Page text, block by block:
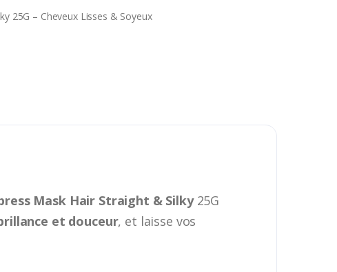
25G – Cheveux Lisses & Soyeux
Mask Hair Straight & Silky 25G
et douceur, et laisse vos